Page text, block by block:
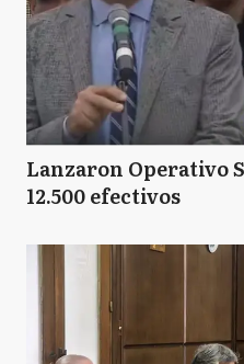
Lanzaron Operativo
12.500 efectivos